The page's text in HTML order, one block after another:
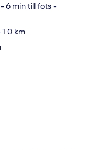
- 6 min till fots-
1.0 km